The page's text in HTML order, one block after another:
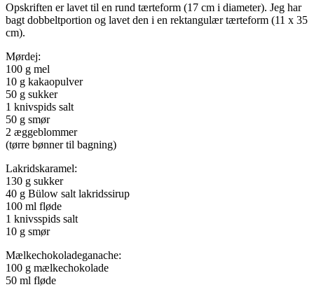
Opskriften er lavet til en rund tærteform (17 cm i diameter). Jeg har
bagt dobbeltportion og lavet den i en rektangulær tærteform (11 x 35
cm).
Mørdej:
100 g mel
10 g kakaopulver
50 g sukker
1 knivspids salt
50 g smør
2 æggeblommer
(tørre bønner til bagning)
Lakridskaramel:
130 g sukker
40 g Bülow salt lakridssirup
100 ml fløde
1 knivsspids salt
10 g smør
Mælkechokoladeganache:
100 g mælkechokolade
50 ml fløde